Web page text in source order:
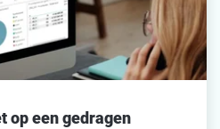
op een gedragen